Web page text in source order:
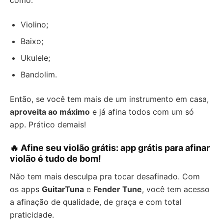
Violino;
Baixo;
Ukulele;
Bandolim.
Então, se você tem mais de um instrumento em casa,
aproveita ao máximo e já afina todos com um só
app. Prático demais!
🔥 Afine seu violão grátis: app grátis para afinar
violão é tudo de bom!
Não tem mais desculpa pra tocar desafinado. Com
os apps GuitarTuna e Fender Tune, você tem acesso
a afinação de qualidade, de graça e com total
praticidade.